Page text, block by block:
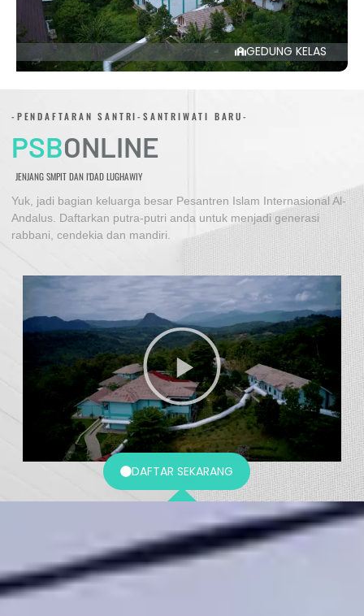
GEDUNG KELAS
DAFTAR SEKARANG
-PENDAFTARAN SANTRI-SANTRIWATI BARU-
PSBONLINE
JENJANG SMPIT DAN I'DAD LUGHAWIY
Yuk, jadi bagian keluarga besar Pesantren Islam Internasional Al-
Andalus. Daftarkan putra-putri anda untuk menjadi generasi
rabbani, cendekia dan mandiri.